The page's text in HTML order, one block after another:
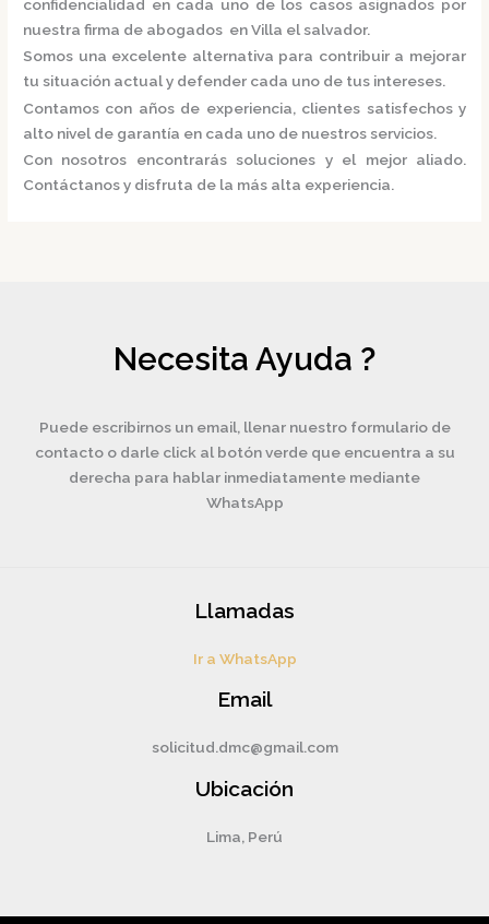
confidencialidad en cada uno de los casos asignados por
nuestrafirma de abogados en Villa el salvador.
Somos una excelente alternativa para contribuir a mejorar
tu situación actual y defender cada uno de tus intereses.
Contamos con años de experiencia, clientes satisfechos y
alto nivel de garantía en cada uno de nuestros servicios.
Con nosotros encontrarás soluciones y el mejor aliado.
Contáctanos y disfruta de la más alta experiencia.
Necesita Ayuda ?
Puede escribirnos un email, llenar nuestro formulario de
contacto o darle click al botón verde que encuentra a su
derecha para hablar inmediatamente mediante
WhatsApp
Llamadas
Ir a WhatsApp
Email
solicitud.dmc@gmail.com
Ubicación
Lima, Perú